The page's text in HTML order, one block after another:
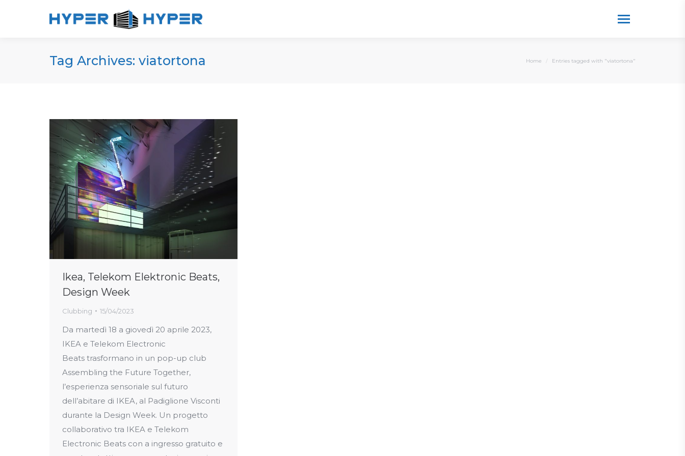
Tag Archives: viatortona You are here:
Home Entries tagged with "viatortona"
Ikea, Telekom Elektronic Beats,
Design Week
Clubbing 15/04/2023
Da martedì 18 a giovedì 20 aprile 2023,
IKEA e Telekom Electronic
Beats trasformano in un pop-up club
Assembling the Future Together,
l’esperienza sensoriale sul futuro
dell’abitare di IKEA, al Padiglione Visconti
durante la Design Week. Un progetto
collaborativo tra IKEA e Telekom
Electronic Beats con a ingresso gratuito e